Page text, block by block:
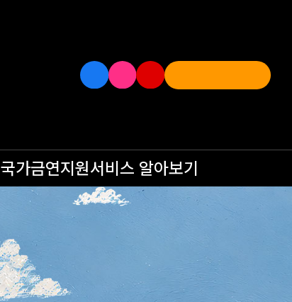
국가금연지원서비스 알아보기